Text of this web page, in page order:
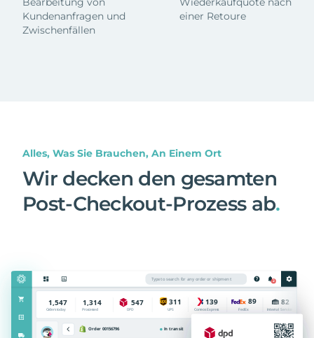
Kundenanfragen und
Zwischenfällen
einer Retoure
Alles, Was Sie Brauchen, An Einem Ort
Wir decken den gesamten
Post-Checkout-Prozess ab.